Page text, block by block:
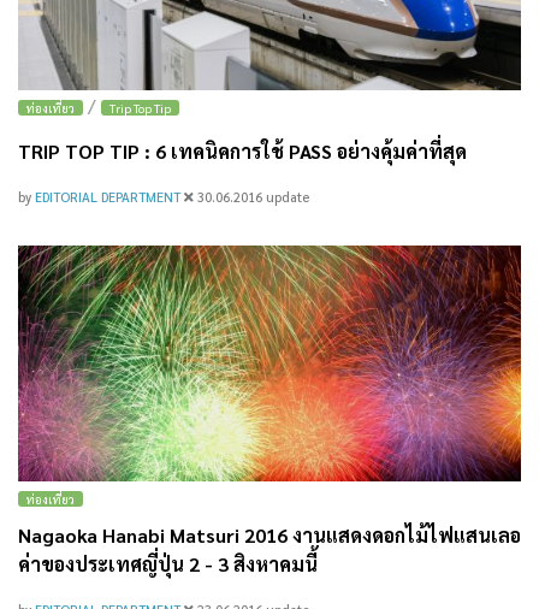
ท่องเที่ยว / Trip Top Tip
TRIP TOP TIP : 6 เทคนิคการใช้ PASS อย่างคุ้มค่าที่สุด
by EDITORIAL DEPARTMENT 30.06.2016 update
ท่องเที่ยว
Nagaoka Hanabi Matsuri 2016 งานแสดงดอกไม้ไฟแสนเลอ
ค่าของประเทศญี่ปุ่น 2 - 3 สิงหาคมนี้